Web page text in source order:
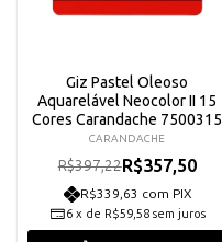
Giz Pastel Oleoso
Aquarelável Neocolor II 15
Cores Carandache 7500315
CARANDACHE
R$397,22R$357,50
R$339,63 com PIX
6 x de R$59,58 sem juros